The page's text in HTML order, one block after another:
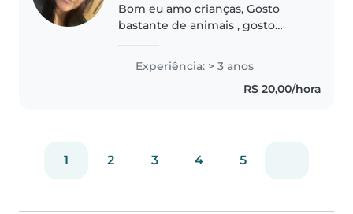
Bom eu amo crianças, Gosto
bastante de animais , gosto
crianças sou bastante divertida,
comecei a cuida do meu irmão
com 13 anos já cuidei do meus
Experiência: > 3 anos
R$ 20,00/hora
1 2 3 4 5